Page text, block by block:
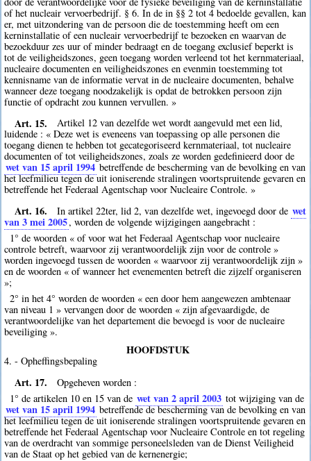
of het nucleair vervoerbedrijf. § 6. In de in §§ 2 tot 4 bedoelde gevallen, kan
er, met uitzondering van de persoon die de toestemming heeft om een
kerninstallatie of een nucleair vervoerbedrijf te bezoeken en waarvan de
bezoekduur zes uur of minder bedraagt en de toegang exclusief beperkt is
tot de veiligheidszones, geen toegang worden verleend tot het kernmateriaal,
nucleaire documenten en veiligheidszones en evenmin toestemming tot
kennisname van de informatie vervat in de nucleaire documenten, behalve
wanneer deze toegang noodzakelijk is opdat de betrokken persoon zijn
functie of opdracht zou kunnen vervullen. »
Art. 15.
Artikel 12 van dezelfde wet wordt aangevuld met een lid,
luidende : « Deze wet is eveneens van toepassing op alle personen die
toegang dienen te hebben tot gecategoriseerd kernmateriaal, tot nucleaire
documenten of tot veiligheidszones, zoals ze worden gedefinieerd door de
wet van 15 april 1994 betreffende de bescherming van de bevolking en van
het leefmilieu tegen de uit ioniserende stralingen voortspruitende gevaren en
betreffende het Federaal Agentschap voor Nucleaire Controle. »
Art. 16. In artikel 22ter, lid 2, van dezelfde wet, ingevoegd door de wet
van 3 mei 2005, worden de volgende wijzigingen aangebracht :
1° de woorden « of voor wat het Federaal Agentschap voor nucleaire
controle betreft, waarvoor zij verantwoordelijk zijn voor de controle »
worden ingevoegd tussen de woorden « waarvoor zij verantwoordelijk zijn »
en de woorden « of wanneer het evenementen betreft die zijzelf organiseren
»;
2° in het 4° worden de woorden « een door hem aangewezen ambtenaar
van niveau 1 » vervangen door de woorden « zijn afgevaardigde, de
verantwoordelijke van het departement die bevoegd is voor de nucleaire
beveiliging ».
HOOFDSTUK
4. - Opheffingsbepaling
Art. 17.
Opgeheven worden :
1° de artikelen 10 en 15 van de wet van 2 april 2003 tot wijziging van de
wet van 15 april 1994 betreffende de bescherming van de bevolking en van
het leefmilieu tegen de uit ioniserende stralingen voortspruitende gevaren en
betreffende het Federaal Agentschap voor Nucleaire Controle en tot regeling
van de overdracht van sommige personeelsleden van de Dienst Veiligheid
van de Staat op het gebied van de kernenergie;